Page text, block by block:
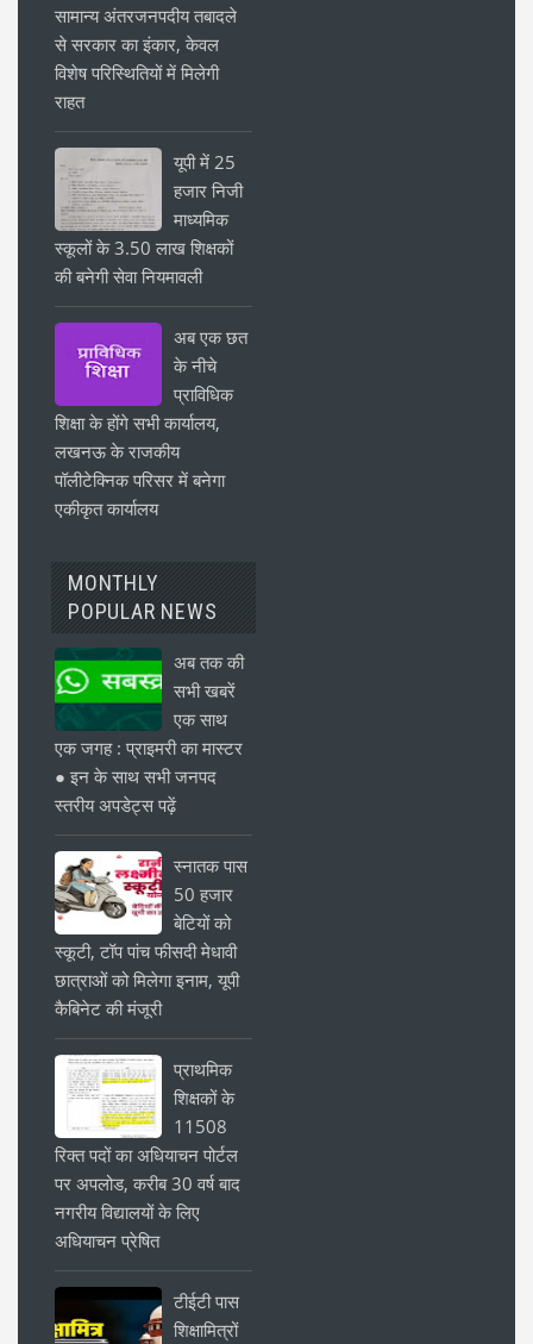
सामान्य अंतरजनपदीय तबादले
से सरकार का इंकार, केवल
विशेष परिस्थितियों में मिलेगी
राहत
यूपी में 25
हजार निजी
माध्यमिक
स्कूलों के 3.50 लाख शिक्षकों
की बनेगी सेवा नियमावली
अब एक छत
के नीचे
प्राविधिक
शिक्षा के होंगे सभी कार्यालय,
लखनऊ के राजकीय
पॉलीटेक्निक परिसर में बनेगा
एकीकृत कार्यालय
MONTHLY
POPULAR NEWS
अब तक की
सभी खबरें
एक साथ
एक जगह : प्राइमरी का मास्टर
● इन के साथ सभी जनपद
स्तरीय अपडेट्स पढ़ें
स्नातक पास
50 हजार
बेटियों को
स्कूटी, टॉप पांच फीसदी मेधावी
छात्राओं को मिलेगा इनाम, यूपी
कैबिनेट की मंजूरी
प्राथमिक
शिक्षकों के
11508
रिक्त पदों का अधियाचन पोर्टल
पर अपलोड, करीब 30 वर्ष बाद
नगरीय विद्यालयों के लिए
अधियाचन प्रेषित
टीईटी पास
शिक्षामित्रों